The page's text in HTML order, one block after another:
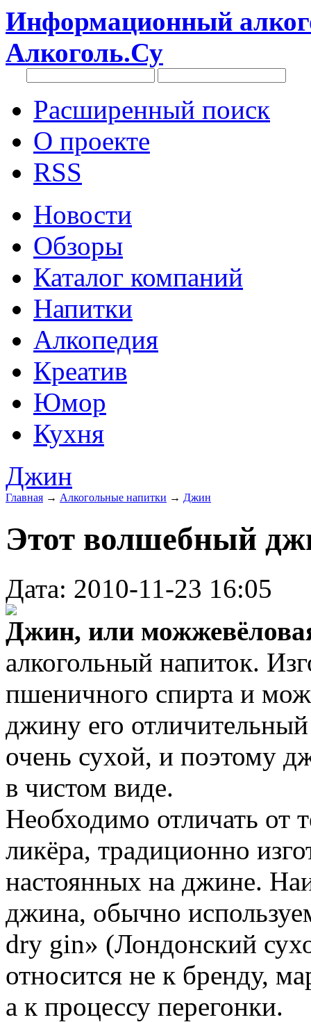
Информационный
Алкоголь.Су
Расширенный поиск
О проекте
RSS
Новости
Обзоры
Каталог компаний
Напитки
Алкопедия
Креатив
Юмор
Кухня
Джин
Главная → Алкогольные напитки → Джин
Этот волшебный
Дата: 2010-11-23 16:05
Джин, или
алкогольный напиток.
пшеничного спирта и
джину его
очень сухой, и поэтому
в чистом виде.
Необходимо отличать от
ликёра, традиционно
настоянных на джине.
джина, обычно
dry gin» (Лондонский
относится не к бренду,
а к процессу перегонки.